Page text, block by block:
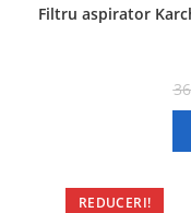
Filtru aspirator
REDUCERI!